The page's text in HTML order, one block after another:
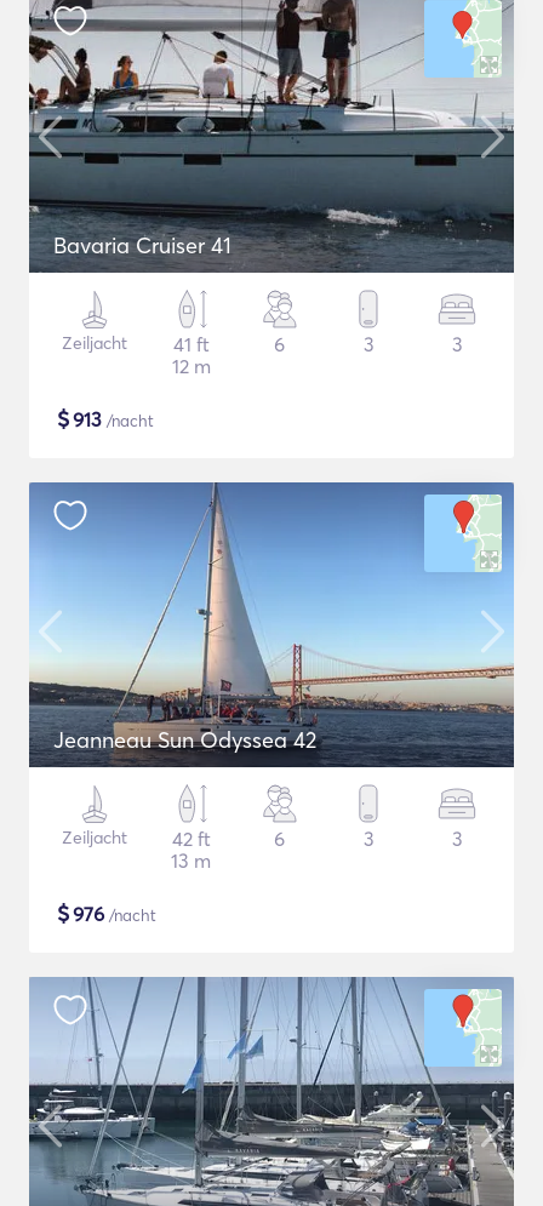
Bavaria Cruiser 41
Zeiljacht
41 ft
12 m
6 3 3
$913 /nacht
Jeanneau Sun Odyssea 42
Zeiljacht
42 ft
13 m
6 3 3
$976 /nacht